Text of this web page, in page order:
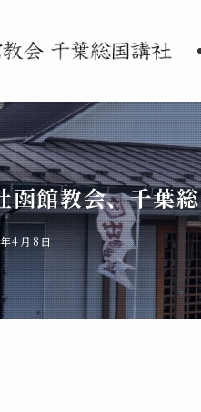
函館教会、千葉
4月8日